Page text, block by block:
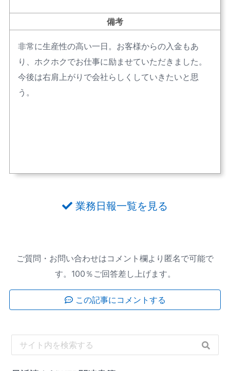
備考
非常に生産性の高い一日。お客様からの入金もあ
り、ホクホクでお仕事に励ませていただきました。
今後は右肩上がりで会社らしくしていきたいと思
う。
業務日報一覧を見る
ご質問・お問い合わせはコメント欄より匿名で可能で
す。100％ご回答差し上げます。
この記事にコメントする